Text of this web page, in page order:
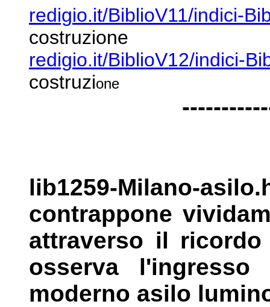
redigio.it/BiblioV11/indici-
costruzione
redigio.it/BiblioV12/indici-
costruzione
lib1259-Milano-
contrappone
attraverso il
osserva
moderno asilo